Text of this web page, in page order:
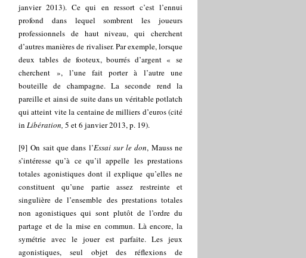
janvier 2013). Ce qui en ressort c’est l’ennui
profond dans lequel sombrent les joueurs
professionnels de haut niveau, qui cherchent
d’autres manières de rivaliser. Par exemple, lorsque
deux tables de footeux, bourrés d’argent « se
cherchent », l’une fait porter à l’autre une
bouteille de champagne. La seconde rend la
pareille et ainsi de suite dans un véritable potlatch
qui atteint vite la centaine de milliers d’euros (cité
in Libération, 5 et 6 janvier 2013, p. 19).
[9]On sait que dans l’Essai sur le don, Mauss ne
s’intéresse qu’à ce qu’il appelle les prestations
totales agonistiques dont il explique qu’elles ne
constituent qu’une partie assez restreinte et
singulière de l’ensemble des prestations totales
non agonistiques qui sont plutôt de l’ordre du
partage et de la mise en commun. Là encore, la
symétrie avec le jouer est parfaite. Les jeux
agonistiques, seul objet des réflexions de